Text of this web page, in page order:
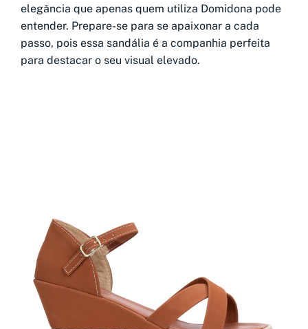
elegância que apenas quem utiliza Domidona pode
entender. Prepare-se para se apaixonar a cada
passo, pois essa sandália é a companhia perfeita
para destacar o seu visual elevado.